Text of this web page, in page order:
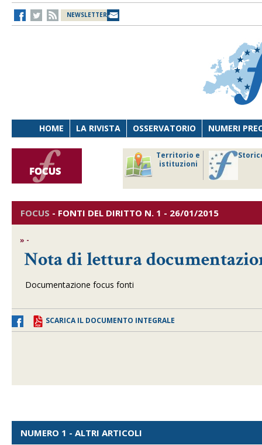
NEWSLETTER
HOME LA RIVISTA OSSERVATORIO NUMERI
Territorio e
istituzioni
FOCUS - FONTI DEL DIRITTO N. 1 - 26/01/2015
» -
Nota di lettura
Documentazione focus fonti
SCARICA IL DOCUMENTO INTEGRALE
NUMERO 1 - ALTRI ARTICOLI